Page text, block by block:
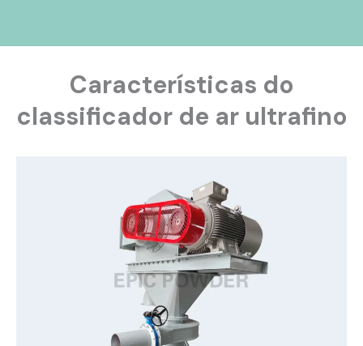
Características do
classificador de ar ultrafino